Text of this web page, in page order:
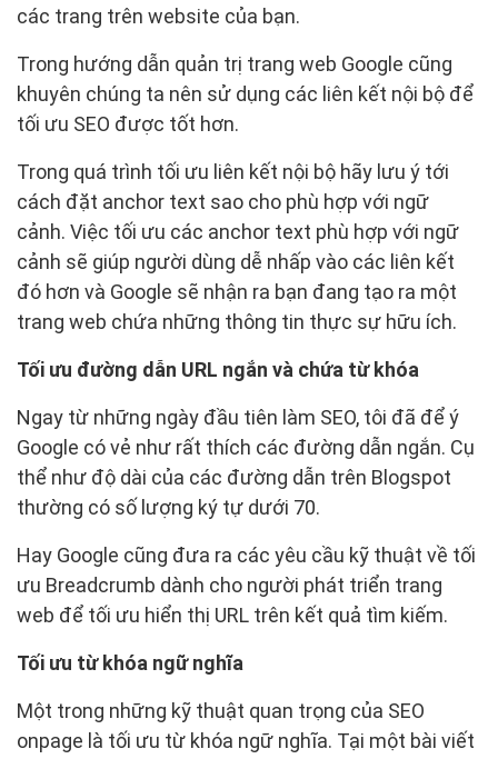
các trang trên website của bạn.
Trong hướng dẫn quản trị trang web Google cũng
khuyên chúng ta nên sử dụng các liên kết nội bộ để
tối ưu SEO được tốt hơn.
Trong quá trình tối ưu liên kết nội bộ hãy lưu ý tới
cách đặt anchor text sao cho phù hợp với ngữ
cảnh. Việc tối ưu các anchor text phù hợp với ngữ
cảnh sẽ giúp người dùng dễ nhấp vào các liên kết
đó hơn và Google sẽ nhận ra bạn đang tạo ra một
trang web chứa những thông tin thực sự hữu ích.
Tối ưu đường dẫn URL ngắn và chứa từ khóa
Ngay từ những ngày đầu tiên làm SEO, tôi đã để ý
Google có vẻ như rất thích các đường dẫn ngắn. Cụ
thể như độ dài của các đường dẫn trên Blogspot
thường có số lượng ký tự dưới 70.
Hay Google cũng đưa ra các yêu cầu kỹ thuật về tối
ưu Breadcrumb dành cho người phát triển trang
web để tối ưu hiển thị URL trên kết quả tìm kiếm.
Tối ưu từ khóa ngữ nghĩa
Một trong những kỹ thuật quan trọng của SEO
onpage là tối ưu từ khóa ngữ nghĩa. Tại một bài viết